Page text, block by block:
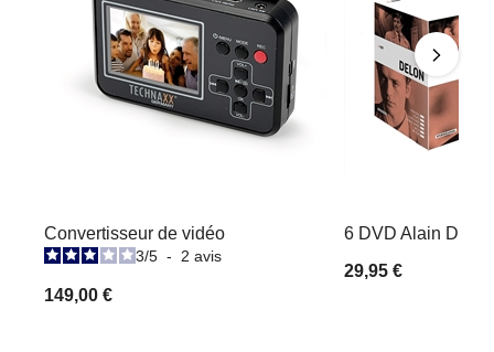
Convertisseur de vidéo
3/5 - 2 avis
149,00 €
6 DVD Alain
29,95 €